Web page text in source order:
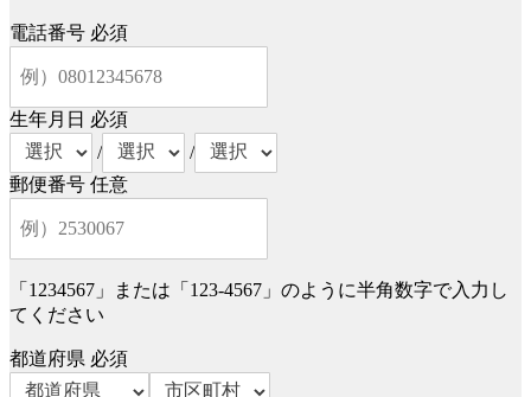
電話番号 必須
生年月日 必須
/
/
郵便番号 任意
「1234567」または「123-4567」のように半角数字で入力し
てください
都道府県 必須